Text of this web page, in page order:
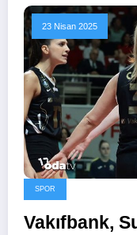
23 Nisan 2025
SPOR
Vakıfbank,